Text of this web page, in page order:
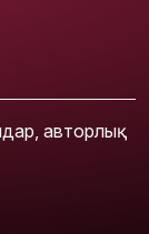
авторлық